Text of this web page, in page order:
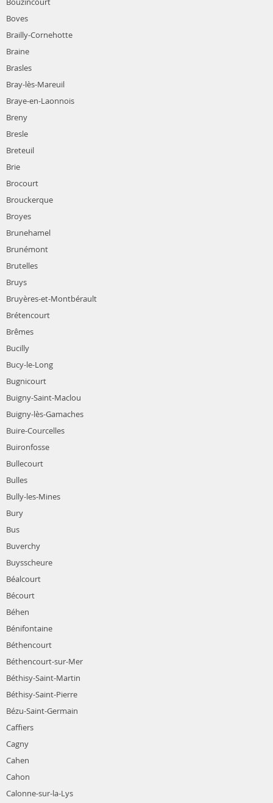
Boves
Brailly-Cornehotte
Braine
Brasles
Bray-lès-Mareuil
Braye-en-Laonnois
Breny
Bresle
Breteuil
Brie
Brocourt
Brouckerque
Broyes
Brunehamel
Brunémont
Brutelles
Bruys
Bruyères-et-Montbérault
Brétencourt
Brêmes
Bucilly
Bucy-le-Long
Bugnicourt
Buigny-Saint-Maclou
Buigny-lès-Gamaches
Buire-Courcelles
Buironfosse
Bullecourt
Bulles
Bully-les-Mines
Bury
Bus
Buverchy
Buysscheure
Béalcourt
Bécourt
Béhen
Bénifontaine
Béthencourt
Béthencourt-sur-Mer
Béthisy-Saint-Martin
Béthisy-Saint-Pierre
Bézu-Saint-Germain
Caffiers
Cagny
Cahen
Cahon
Calonne-sur-la-Lys